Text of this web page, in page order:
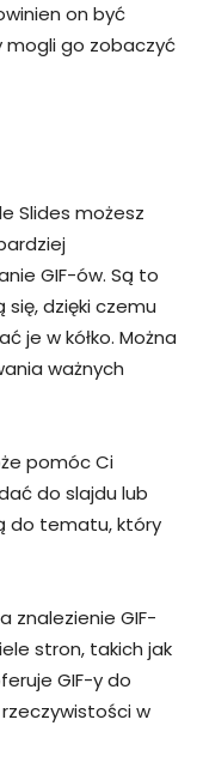
on być
mogli go zobaczyć
Slides możesz
GIF-ów. Są to
dzięki czemu
je w kółko. Można
ważnych
pomóc Ci
do slajdu lub
do tematu, który
znalezienie GIF-
stron, takich jak
GIF-y do
w